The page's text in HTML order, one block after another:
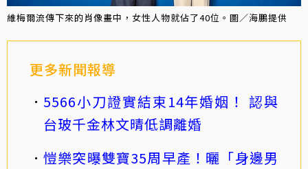
維梅爾流傳下來的肖像畫中，女性人物就佔了40位。圖／海鵬提供
更多新聞報導
5566小刀證實結束14年婚姻！ 認與
台玻千金林文晴低調離婚
愷樂突曝雙寶35周早產！曬「身邊男